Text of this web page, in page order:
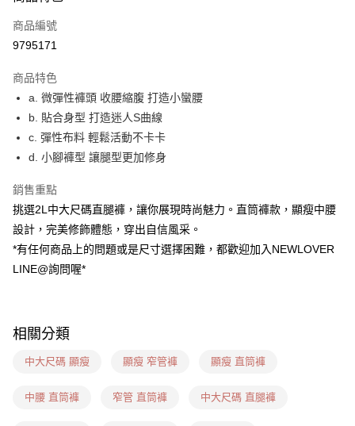
信用卡一次付款
超商取貨付款
ATM付款
貨到付款
運送方式
貨到付款
每筆NT$60，滿NT$1,599(含以上)免運費
全家(信用卡、多元支付)
7-11(信用卡、多元支付)
每筆NT$60，滿NT$1,599(含以上)免運費
7-11隔日到貨(信用卡、多元支付)
商品編號
9795171
商品特色
a. 微彈性褲頭 收腰縮腹 打造小蠻腰
b. 貼合身型 打造迷人S曲線
c. 彈性布料 輕鬆活動不卡卡
d. 小腳褲型 讓腿型更加修身
銷售重點
挑選2L中大尺碼直腿褲，讓你展現時尚魅力。直筒褲款，顯瘦中腰
設計，完美修飾體態，穿出自信風采。
*有任何商品上的問題或是尺寸選擇困難，都歡迎加入NEWLOVER
LINE@詢問喔*
相關分類
中大尺碼 顯瘦 顯瘦 窄管褲 顯瘦 直筒褲
中腰 直筒褲 窄管 直筒褲 中大尺碼 直腿褲